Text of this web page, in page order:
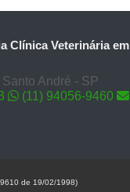
Clínica Veterinária em
André - SP
(11) 94056-9460
de 19/02/1998)